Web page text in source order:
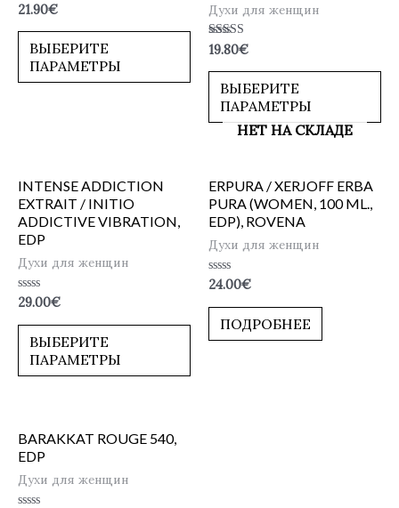
Оценка
из
21.90€
ВЫБЕРИТЕ
ПАРАМЕТРЫ
Духи для женщин
Оценка
из 5
19.80€
ВЫБЕРИТЕ
ПАРАМЕТРЫ
INTENSE ADDICTION
EXTRAIT / INITIO
ADDICTIVE VIBRATION,
EDP
Духи для женщин
Оценка
из
29.00€
ВЫБЕРИТЕ
ПАРАМЕТРЫ
НЕТ НА СКЛАДЕ
ERPURA / XERJOFF ERBA
PURA (WOMEN, 100 ML.,
EDP), ROVENA
Духи для женщин
Оценка
из
24.00€
ПОДРОБНЕЕ
BARAKKAT ROUGE 540,
EDP
Духи для женщин